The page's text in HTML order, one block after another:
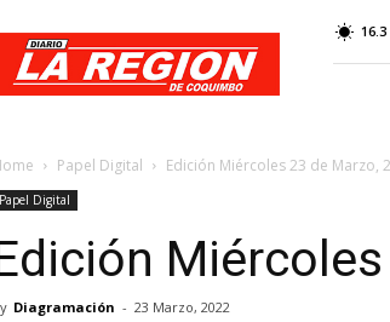
Diario
16.3
Papel Digital Edición Miércoles 23 de Marzo,
Papel Digital
Diagramación - 23 Marzo, 2022